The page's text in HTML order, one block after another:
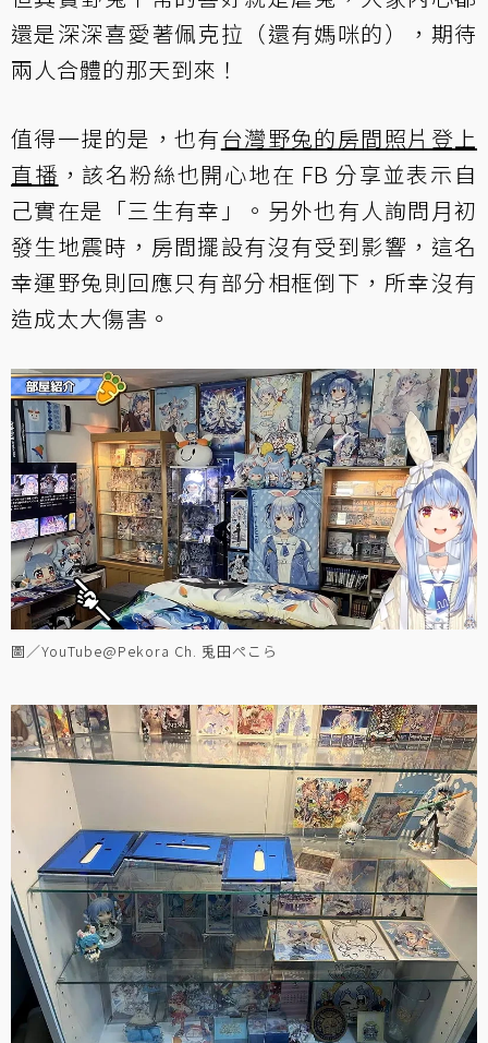
還是深深喜愛著佩克拉（還有媽咪的），期待
兩人合體的那天到來！
值得一提的是，也有台灣野兔的房間照片登上
直播 ，該名粉絲也開心地在 FB 分享並表示自
己實在是「三生有幸」。另外也有人詢問月初
發生地震時，房間擺設有沒有受到影響，這名
幸運野兔則回應只有部分相框倒下，所幸沒有
造成太大傷害。
圖／YouTube@Pekora Ch. 兎田ぺこら